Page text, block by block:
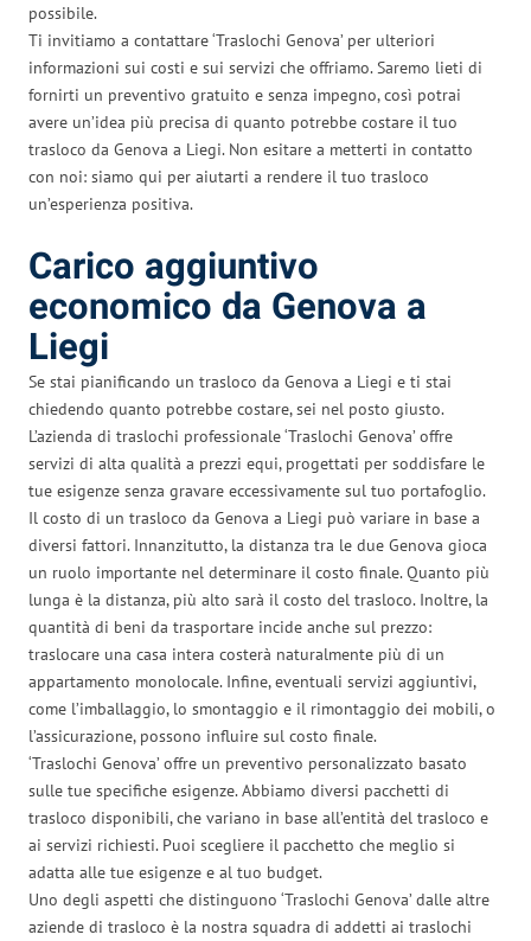
possibile.
Ti invitiamo a contattare ‘Traslochi Genova’ per ulteriori
informazioni sui costi e sui servizi che offriamo. Saremo lieti di
fornirti un preventivo gratuito e senza impegno, così potrai
avere un’idea più precisa di quanto potrebbe costare il tuo
trasloco da Genova a Liegi. Non esitare a metterti in contatto
con noi: siamo qui per aiutarti a rendere il tuo trasloco
un’esperienza positiva.
Carico aggiuntivo
economico da Genova a
Liegi
Se stai pianificando un trasloco da Genova a Liegi e ti stai
chiedendo quanto potrebbe costare, sei nel posto giusto.
L’azienda di traslochi professionale ‘Traslochi Genova’ offre
servizi di alta qualità a prezzi equi, progettati per soddisfare le
tue esigenze senza gravare eccessivamente sul tuo portafoglio.
Il costo di un trasloco da Genova a Liegi può variare in base a
diversi fattori. Innanzitutto, la distanza tra le due Genova gioca
un ruolo importante nel determinare il costo finale. Quanto più
lunga è la distanza, più alto sarà il costo del trasloco. Inoltre, la
quantità di beni da trasportare incide anche sul prezzo:
traslocare una casa intera costerà naturalmente più di un
appartamento monolocale. Infine, eventuali servizi aggiuntivi,
come l’imballaggio, lo smontaggio e il rimontaggio dei mobili, o
l’assicurazione, possono influire sul costo finale.
‘Traslochi Genova’ offre un preventivo personalizzato basato
sulle tue specifiche esigenze. Abbiamo diversi pacchetti di
trasloco disponibili, che variano in base all’entità del trasloco e
ai servizi richiesti. Puoi scegliere il pacchetto che meglio si
adatta alle tue esigenze e al tuo budget.
Uno degli aspetti che distinguono ‘Traslochi Genova’ dalle altre
aziende di trasloco è la nostra squadra di addetti ai traslochi